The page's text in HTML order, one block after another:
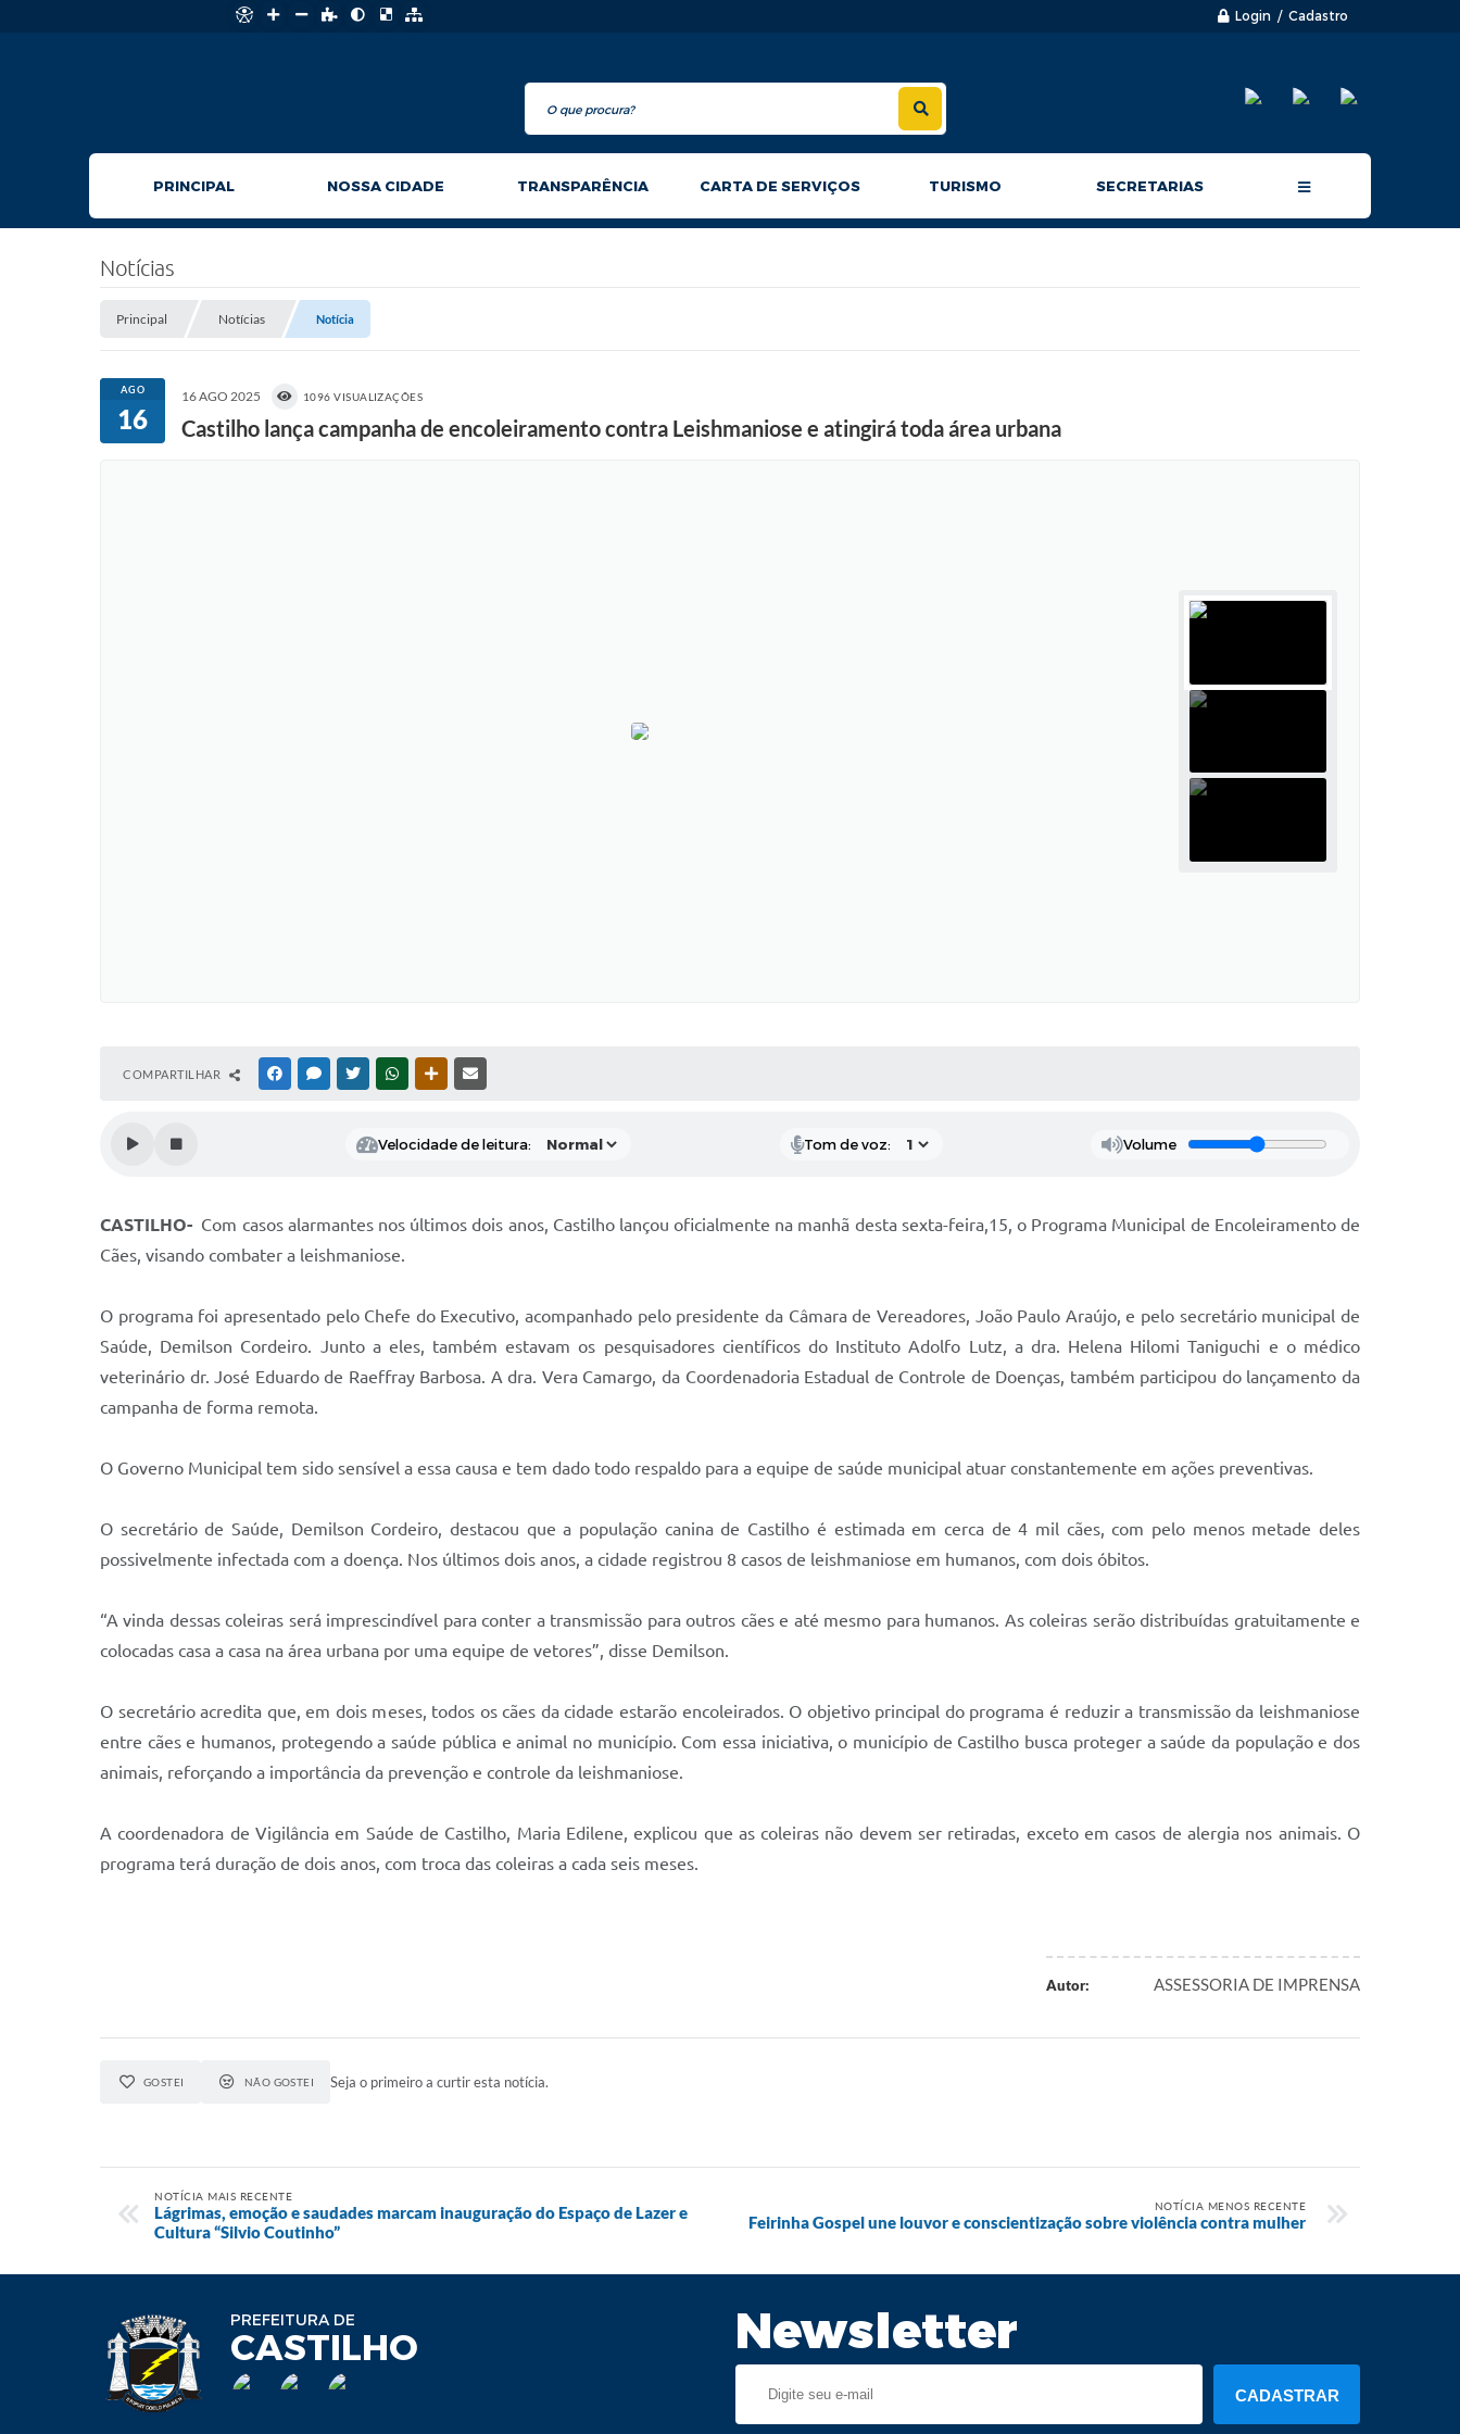
Login / Cadastro
PRINCIPAL NOSSA CIDADE TRANSPARÊNCIA CARTA DE SERVIÇOS TURISMO SECRETARIAS
Notícias
Principal Notícias Notícia
AGO
16
16 AGO 2025 1096 VISUALIZAÇÕES
Castilho lança campanha de encoleiramento contra Leishmaniose e atingirá toda área urbana
COMPARTILHAR FACEBOOKMESSENGER
TWITTERWHATSAPPOUTRAS MÍDIAS
Velocidade de leitura: Tom de voz: Volume
CASTILHO- Com casos alarmantes nos últimos dois anos, Castilho lançou oficialmente na manhã desta sexta-feira,15, o Programa Municipal de Encoleiramento de
Cães, visando combater a leishmaniose.
O programa foi apresentado pelo Chefe do Executivo, acompanhado pelo presidente da Câmara de Vereadores, João Paulo Araújo, e pelo secretário municipal de
Saúde, Demilson Cordeiro. Junto a eles, também estavam os pesquisadores científicos do Instituto Adolfo Lutz, a dra. Helena Hilomi Taniguchi e o médico
veterinário dr. José Eduardo de Raeffray Barbosa. A dra. Vera Camargo, da Coordenadoria Estadual de Controle de Doenças, também participou do lançamento da
campanha de forma remota.
O Governo Municipal tem sido sensível a essa causa e tem dado todo respaldo para a equipe de saúde municipal atuar constantemente em ações preventivas.
O secretário de Saúde, Demilson Cordeiro, destacou que a população canina de Castilho é estimada em cerca de 4 mil cães, com pelo menos metade deles
possivelmente infectada com a doença. Nos últimos dois anos, a cidade registrou 8 casos de leishmaniose em humanos, com dois óbitos.
“A vinda dessas coleiras será imprescindível para conter a transmissão para outros cães e até mesmo para humanos. As coleiras serão distribuídas gratuitamente e
colocadas casa a casa na área urbana por uma equipe de vetores”, disse Demilson.
O secretário acredita que, em dois meses, todos os cães da cidade estarão encoleirados. O objetivo principal do programa é reduzir a transmissão da leishmaniose
entre cães e humanos, protegendo a saúde pública e animal no município. Com essa iniciativa, o município de Castilho busca proteger a saúde da população e dos
animais, reforçando a importância da prevenção e controle da leishmaniose.
A coordenadora de Vigilância em Saúde de Castilho, Maria Edilene, explicou que as coleiras não devem ser retiradas, exceto em casos de alergia nos animais. O
programa terá duração de dois anos, com troca das coleiras a cada seis meses.
Autor: ASSESSORIA DE IMPRENSA
GOSTEI NÃO GOSTEI Seja o primeiro a curtir esta notícia.
NOTÍCIA MAIS RECENTE
Lágrimas, emoção e saudades marcam inauguração do Espaço de Lazer e
Cultura “Silvio Coutinho”
NOTÍCIA MENOS RECENTE
Feirinha Gospel une louvor e conscientização sobre violência contra mulher
PREFEITURA DE
CASTILHO Newsletter
CADASTRAR